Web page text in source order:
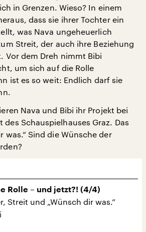
in Grenzen. Wieso? In einem
dass sie ihrer Tochter ein
was Nava ungeheuerlich
Streit, der auch ihre Beziehung
Vor dem Dreh nimmt Bibi
um sich auf die Rolle
ist es so weit: Endlich darf sie
Nava und Bibi ihr Projekt bei
Schauspielhauses Graz. Das
was.“ Sind die Wünsche der
Rolle – und jetzt?! (4/4)
Streit und „Wünsch dir was.”